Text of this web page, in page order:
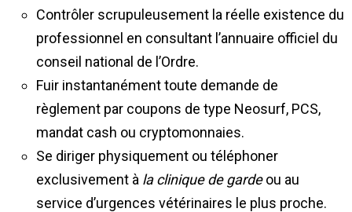
Contrôler scrupuleusement la réelle existence du
professionnel en consultant l’annuaire officiel du
conseil national de l’Ordre.
Fuir instantanément toute demande de
règlement par coupons de type Neosurf, PCS,
mandat cash ou cryptomonnaies.
Se diriger physiquement ou téléphoner
exclusivement à la clinique de gardeou au
service d’urgences vétérinaires le plus proche.